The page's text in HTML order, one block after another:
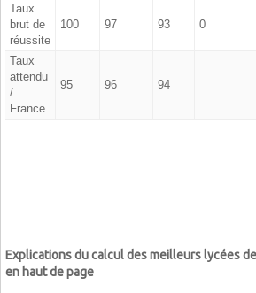
Taux
brut de
réussite
100 97 93 0
Taux
attendu
/
France
95 96 94
Explications du calcul des meilleurs lycées
en haut de page